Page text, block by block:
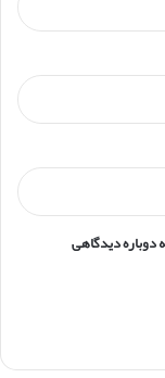
دوباره دیدگاهی